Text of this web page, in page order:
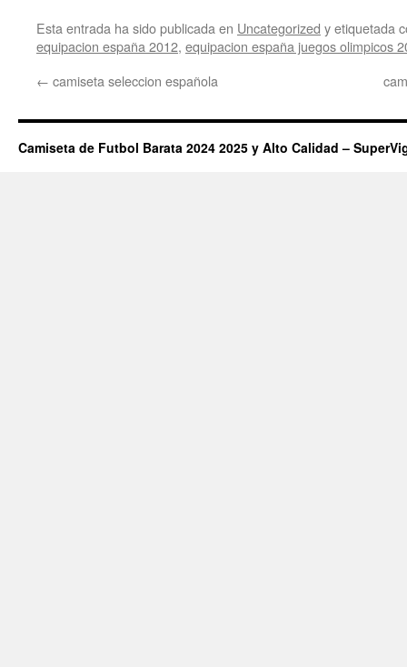
Esta entrada ha sido publicada en Uncategorized y etiquetada
equipacion españa 2012, equipacion españa juegos olimpicos
← camiseta seleccion española
Camiseta de Futbol Barata 2024 2025 y Alto Calidad –